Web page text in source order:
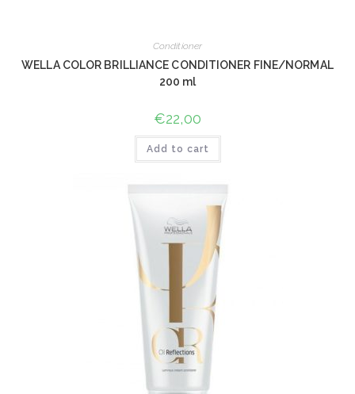
Conditioner
WELLA COLOR BRILLIANCE CONDITIONER FINE/NORMAL
200 ml
€22,00
Add to cart